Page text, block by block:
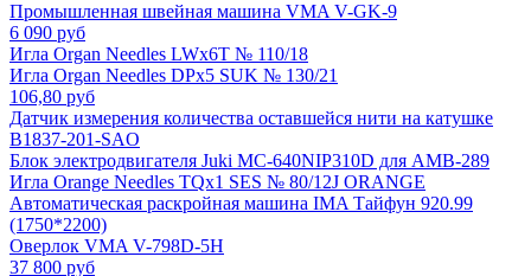
Промышленная швейная машина VMA V-GK-9
6 090 руб
Игла Organ Needles LWx6T № 110/18
Игла Organ Needles DPx5 SUK № 130/21
106,80 руб
Датчик измерения количества оставшейся нити на катушке
B1837-201-SAO
Блок электродвигателя Juki MC-640NIP310D для AMB-289
Игла Orange Needles TQx1 SES № 80/12J ORANGE
Автоматическая раскройная машина IMA Тайфун 920.99
(1750*2200)
Оверлок VMA V-798D-5H
37 800 руб